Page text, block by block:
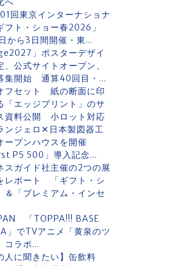
回東京インターナショナ
フト・ショー春2026」
から3日間開催・東...
」ポスターデザイ
、公式サイトオープン、
集開始 通算40回目・...
フセット 紙の断面に印
「エッジプリント」のサ
資料公開 小ロット対応
ンジェロ✕日本製図器工
プンハウスを開催
P5 500」導入記念...
スガイド社主催の2つの展
レポート 「ギフト・シ
＆「プレミアム・インセ
「TOPPA!!! BASE
」でTVアニメ「黄泉のツ
コラボ...
人に聞きたい】缶飲料